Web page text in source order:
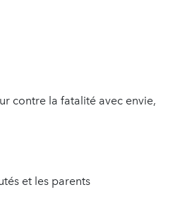
contre la fatalité avec envie,
et les parents